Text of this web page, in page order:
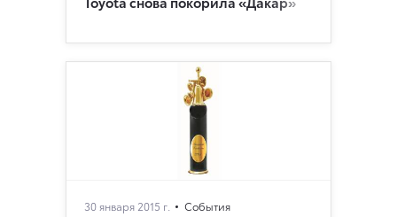
30 января 2015 г. События